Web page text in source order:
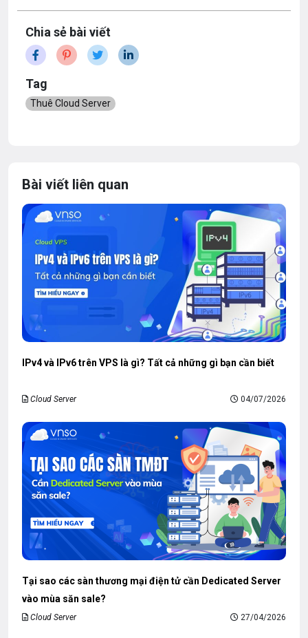
Chia sẻ bài viết
Tag
Thuê Cloud Server
Bài viết liên quan
IPv4 và IPv6 trên VPS là gì? Tất cả những gì bạn cần biết
Cloud Server 04/07/2026
Tại sao các sàn thương mại điện tử cần Dedicated Server
vào mùa săn sale?
Cloud Server 27/04/2026